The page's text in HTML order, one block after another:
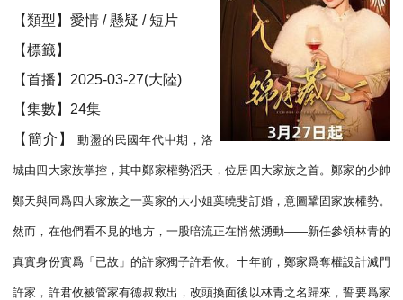
【類型】愛情 / 懸疑 / 短片
【標籤】
【首播】2025-03-27(大陸)
【集數】24集
【簡介】動盪的民國年代中期，洛
城由四大家族掌控，其中鄭家權勢滔天，位居四大家族之首。鄭家的少帥
鄭天與同爲四大家族之一葉家的大小姐葉曉斐訂婚，意圖鞏固家族權勢。
然而，在他們看不見的地方，一股暗流正在悄然湧動——新任參領林青的
真實身份實爲「已故」的許家獨子許君攸。十年前，鄭家爲奪權設計滅門
許家，許君攸被管家有德叔救出，改頭換面後以林青之名歸來，誓要爲家